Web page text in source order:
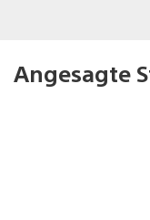
Angesagte